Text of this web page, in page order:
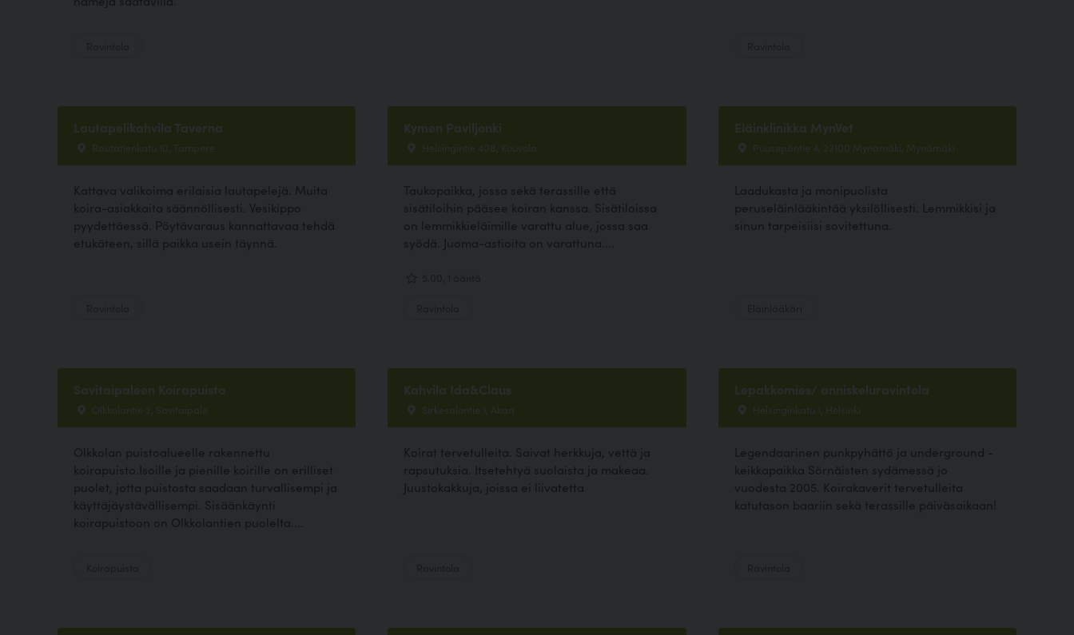
Lautapelikahvila Taverna
Rautatienkatu 10, Tampere
Kattava valikoima erilaisia lautapelejä. Muita
koira-asiakkaita säännöllisesti. Vesikippo
pyydettäessä. Pöytävaraus kannattavaa tehdä
etukäteen, sillä paikka usein täynnä.
Kymen Paviljonki
Helsingintie 408, Kouvola
Taukopaikka, jossa sekä terassille että
sisätiloihin pääsee koiran kanssa. Sisätiloissa
on lemmikkieläimille varattu alue, jossa saa
syödä. Juoma-astioita on varattuna....
Eläinklinikka MynVet
Puusepäntie 4, 23100 Mynämäki, Mynämäki
Laadukasta ja monipuolista
peruseläinlääkintää yksilöllisesti. Lemmikkisi ja
sinun tarpeisiisi sovitettuna.
Savitaipaleen Koirapuisto
Olkkolantie 2, Savitaipale
Olkkolan puistoalueelle rakennettu
koirapuisto.Isoille ja pienille koirille on erilliset
puolet, jotta puistosta saadaan turvallisempi ja
käyttäjäystävällisempi. Sisäänkäynti
koirapuistoon on Olkkolantien puolelta....
Kahvila Ida&Claus
Sirkesalontie 1, Akaa
Koirat tervetulleita. Saivat herkkuja, vettä ja
rapsutuksia. Itsetehtyä suolaista ja makeaa.
Juustokakkuja, joissa ei liivatetta
Lepakkomies/ anniskeluravintola
Helsinginkatu 1, Helsinki
Legendaarinen punkpyhättö ja underground -
keikkapaikka Sörnäisten sydämessä jo
vuodesta 2005. Koirakaverit tervetulleita
katutason baariin sekä terassille päiväsaikaan!